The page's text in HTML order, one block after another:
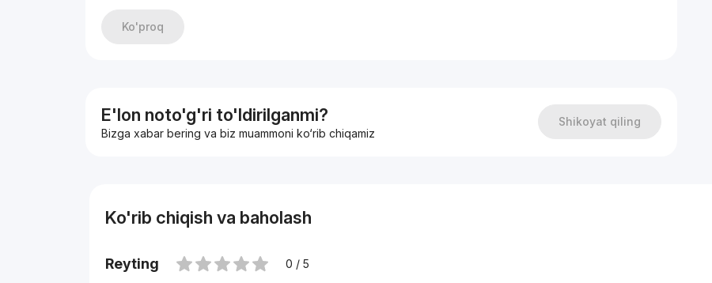
метро ОЙБЕК.
рядом школа 60.
Ko'proq
E'lon noto'g'ri to'ldirilganmi?
Bizga xabar bering va biz muammoni ko‘rib chiqamiz
Shikoyat qiling
Ko'rib chiqish va baholash
Reyting 0 / 5